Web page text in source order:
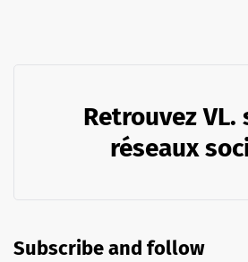
Retrouvez VL.
réseaux
Subscribe and follow